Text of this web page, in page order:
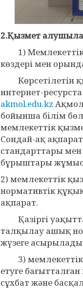
2.Қызмет
1) Мемлекеттік
көздері мен
Көрсетілетін
интернет-
akmol.edu.kz
бойынша білім
мемлекеттік
Сондай-ақ
стандарттары мен
бұрыштары жұмыс
2) мемлекеттік
нормативтік
ақпарат.
Қазіргі
талқылау ашық
жүзеге
3) мемлекеттік
етуге
сұхбат және